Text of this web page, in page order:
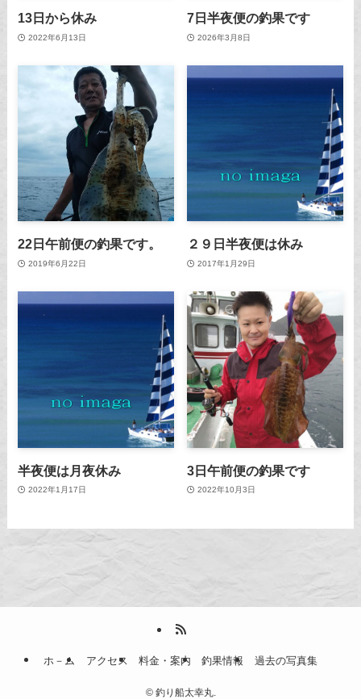
13日から休み
2022年6月13日
7日半夜便の釣果です
2026年3月8日
22日午前便の釣果です。
2019年6月22日
２９日半夜便は休み
2017年1月29日
半夜便は月夜休み
2022年1月17日
3日午前便の釣果です
2022年10月3日
ホ－ム アクセス 料金・案内 釣果情報 過去の写真集
©釣り船太幸丸.